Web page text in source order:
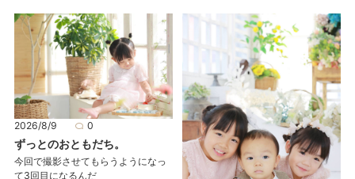
2026/8/9 0
ずっとのおともだち。
今回で撮影させてもらうようになっ
て3回目になるんだ